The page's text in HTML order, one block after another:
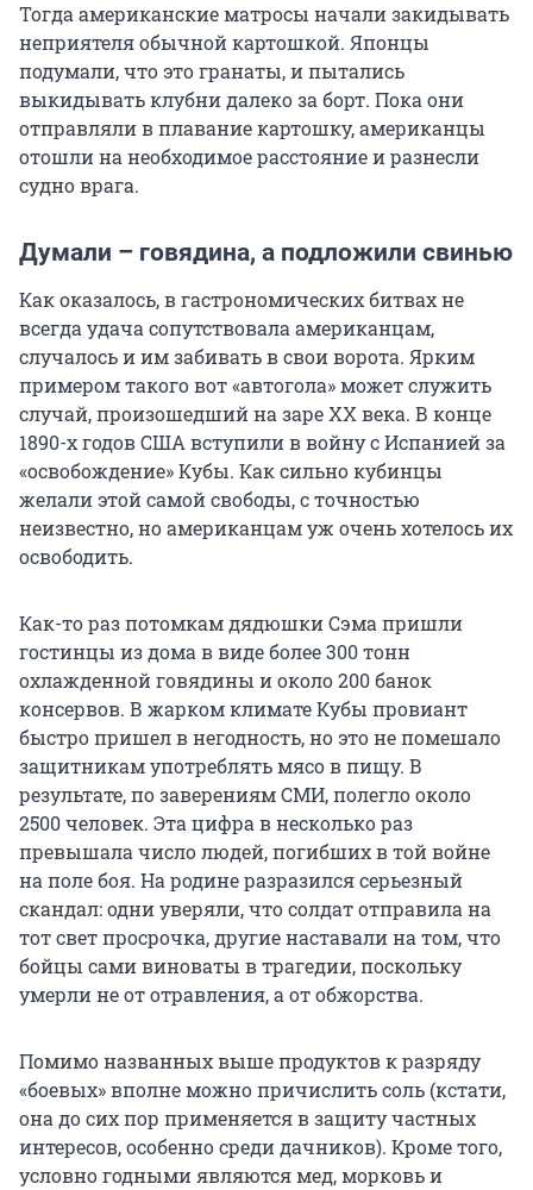
Тогда американские матросы начали закидывать
неприятеля обычной картошкой. Японцы
подумали, что это гранаты, и пытались
выкидывать клубни далеко за борт. Пока они
отправляли в плавание картошку, американцы
отошли на необходимое расстояние и разнесли
судно врага.
Думали – говядина, а подложили свинью
Как оказалось, в гастрономических битвах не
всегда удача сопутствовала американцам,
случалось и им забивать в свои ворота. Ярким
примером такого вот «автогола» может служить
случай, произошедший на заре XX века. В конце
1890-х годов США вступили в войну с Испанией за
«освобождение» Кубы. Как сильно кубинцы
желали этой самой свободы, с точностью
неизвестно, но американцам уж очень хотелось их
освободить.
Как-то раз потомкам дядюшки Сэма пришли
гостинцы из дома в виде более 300 тонн
охлажденной говядины и около 200 банок
консервов. В жарком климате Кубы провиант
быстро пришел в негодность, но это не помешало
защитникам употреблять мясо в пищу. В
результате, по заверениям СМИ, полегло около
2500 человек. Эта цифра в несколько раз
превышала число людей, погибших в той войне
на поле боя. На родине разразился серьезный
скандал: одни уверяли, что солдат отправила на
тот свет просрочка, другие наставали на том, что
бойцы сами виноваты в трагедии, поскольку
умерли не от отравления, а от обжорства.
Помимо названных выше продуктов к разряду
«боевых» вполне можно причислить соль (кстати,
она до сих пор применяется в защиту частных
интересов, особенно среди дачников). Кроме того,
условно годными являются мед, морковь и